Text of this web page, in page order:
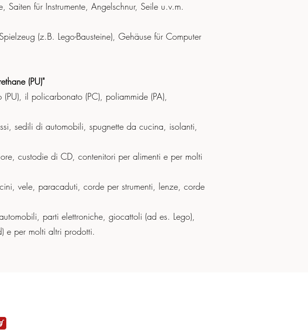
Saiten für Instrumente, Angelschnur, Seile u.v.m.
(z.B. Lego-Bausteine), Gehäuse für Computer
(PU)"
il policarbonato (PC), poliammide (PA),
sedili di automobili, spugnette da cucina, isolanti,
custodie di CD, contenitori per alimenti e per molti
vele, paracaduti, corde per strumenti, lenze, corde
parti elettroniche, giocattoli (ad es. Lego),
e per molti altri prodotti.